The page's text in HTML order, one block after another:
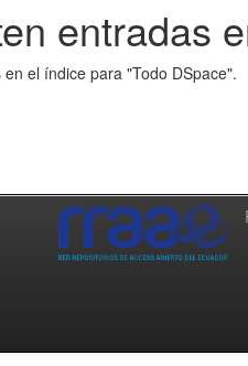
entradas
el índice para "Todo DSpace".